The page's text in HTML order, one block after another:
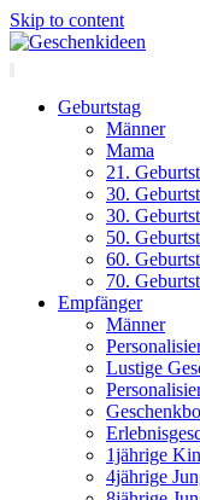
Skip to content
Geburtstag
Männer
Mama
21.
30.
30.
50.
60.
70.
Empfänger
Männer
Lustige
1jährige
4jährige